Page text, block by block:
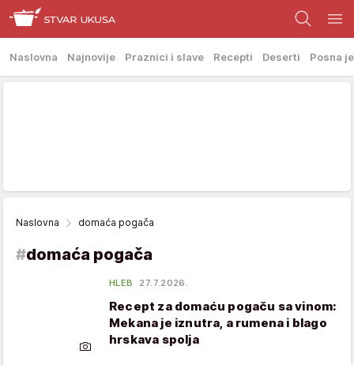
Naslovna Najnovije Praznici i slave Recepti Deserti Posna
Naslovna domaća pogača
#domaća pogača
HLEB 27.7.2026.
Recept za domaću pogaču sa vinom:
Mekana je iznutra, a rumena i blago
hrskava spolja